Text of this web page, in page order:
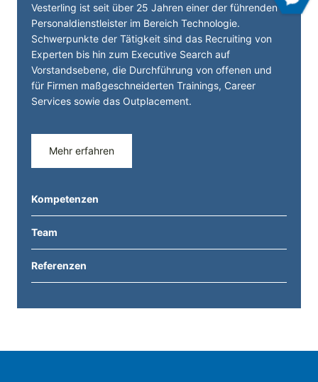
Vesterling ist seit über 25 Jahren einer der führenden
Personal­dienst­leister im Bereich Technologie.
Schwerpunkte der Tätigkeit sind das Recruiting von
Experten bis hin zum Executive Search auf
Vorstandsebene, die Durchführung von offenen und
für Firmen maßgeschneiderten Trainings, Career
Services sowie das Outplacement.
Mehr erfahren
Kompetenzen
Team
Referenzen